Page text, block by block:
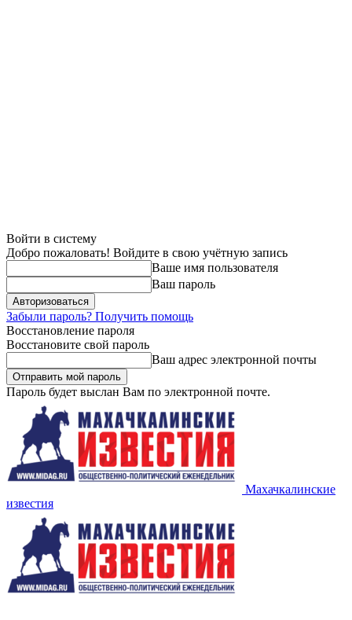
Войти в систему
Добро пожаловать! Войдите в свою учётную запись
Ваше имя пользователя
Ваш пароль
Забыли пароль? Получить помощь
Восстановление пароля
Восстановите свой пароль
Ваш адрес электронной почты
Пароль будет выслан Вам по электронной почте.
Махачкалинские
известия